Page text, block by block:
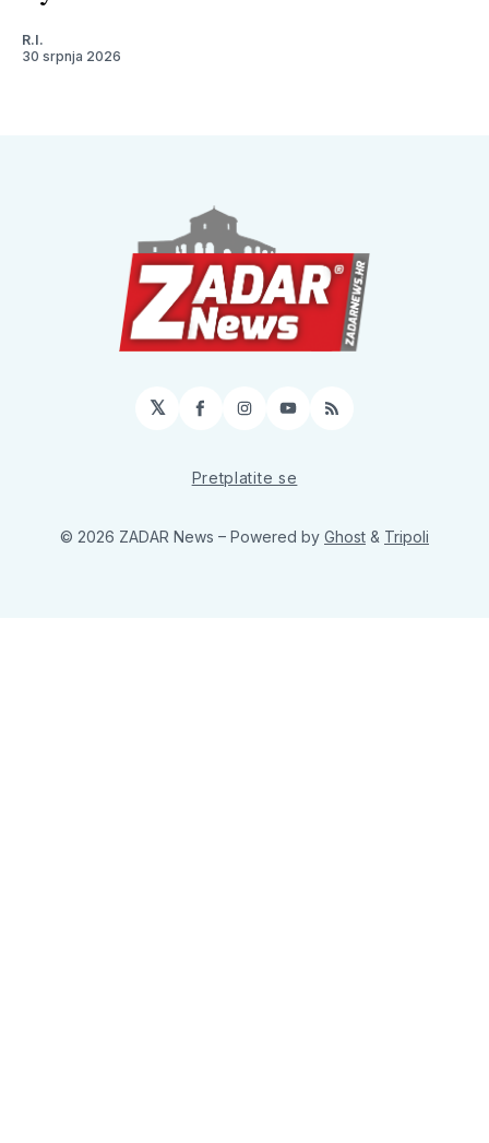
R.I.
30 srpnja 2026
𝕏 Facebook
Instagram
YouTube
RSS
Pretplatite se
© 2026 ZADAR News – Powered by Ghost & Tripoli